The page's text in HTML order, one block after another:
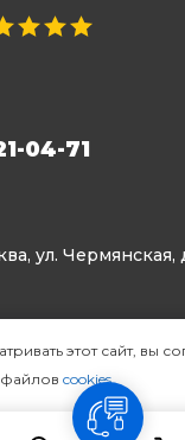
04-71
ул. Чермянская,
Cookies
и установка
связь
этот сайт, вы
cookies.